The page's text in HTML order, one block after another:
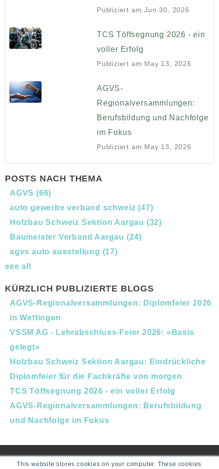
This website stores cookies on your computer. These cookies
Publiziert am Jun 30, 2026
TCS Töffsegnung 2026 - ein
voller Erfolg
Publiziert am May 13, 2026
AGVS-
Regionalversammlungen:
Berufsbildung und Nachfolge
im Fokus
Publiziert am May 13, 2026
POSTS NACH THEMA
AGVS (66)
auto gewerbe verband schweiz(47)
Holzbau Schweiz Sektion Aargau (32)
Baumeister Verband Aargau (24)
agvs auto ausstellung (17)
see all
KÜRZLICH PUBLIZIERTE BLOGS
AGVS-Regionalversammlungen: Diplomfeier 2026
in Wettingen
VSSM AG - Lehrabschluss-Feier 2026: «Basis
gelegt»
Holzbau Schweiz Sektion Aargau: Eindrückliche
Diplomfeier für die Fachkräfte von morgen
TCS Töffsegnung 2026 - ein voller Erfolg
AGVS-Regionalversammlungen: Berufsbildung
und Nachfolge im Fokus